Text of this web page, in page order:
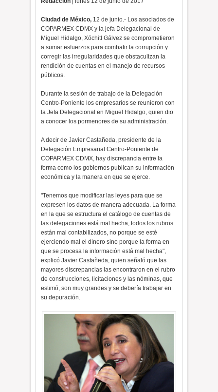
Ciudad de México, 12 de junio.- Los asociados de
COPARMEX CDMX y la jefa Delegacional de
Miguel Hidalgo, Xóchitl Gálvez se comprometieron
a sumar esfuerzos para combatir la corrupción y
corregir las irregularidades que obstaculizan la
rendición de cuentas en el manejo de recursos
públicos.
Durante la sesión de trabajo de la Delegación
Centro-Poniente los empresarios se reunieron con
la Jefa Delegacional en Miguel Hidalgo, quien dio
a conocer los pormenores de su administración.
A decir de Javier Castañeda, presidente de la
Delegación Empresarial Centro-Poniente de
COPARMEX CDMX, hay discrepancia entre la
forma como los gobiernos publican su información
económica y la manera en que se ejerce.
"Tenemos que modificar las leyes para que se
expresen los datos de manera adecuada. La forma
en la que se estructura el catálogo de cuentas de
las delegaciones está mal hecha, todos los rubros
están mal contabilizados, no porque se esté
ejerciendo mal el dinero sino porque la forma en
que se procesa la información está mal hecha",
explicó Javier Castañeda, quien señaló que las
mayores discrepancias las encontraron en el rubro
de construcciones, licitaciones y las nóminas, que
estimó, son muy grandes y se debería trabajar en
su depuración.